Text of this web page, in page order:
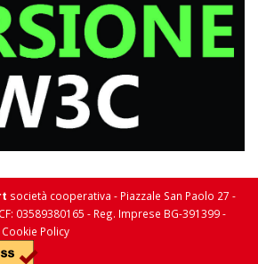
società cooperativa - Piazzale San Paolo 27 -
03589380165 - Reg. Imprese BG-391399 -
Cookie Policy